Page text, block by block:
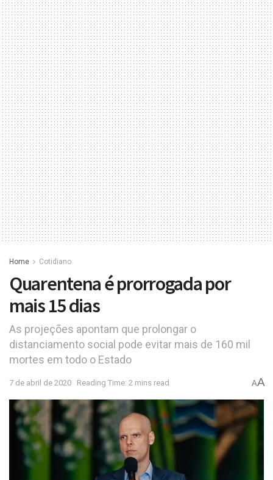
Home Cotidiano
Quarentena é prorrogada por
mais 15 dias
As projeções apontam que prolongar o
distanciamento social pode evitar mais de 160 mil
mortes em todo o Estado
7 de abril de 2020 Reading Time: 2 mins read AA